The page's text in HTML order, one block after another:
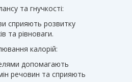
та гнучкості:
сприяють розвитку
та рівноваги.
калорій:
допомагають
речовин та сприяють